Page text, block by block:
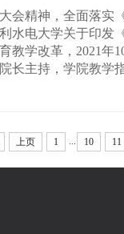
会精神，全面落实
水电大学关于印
教学改革，2021年
长主持，学院教学
上页 1 10 11